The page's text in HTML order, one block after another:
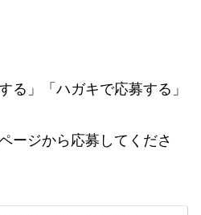
る」「ハガキで応募する」
ージから応募してくださ